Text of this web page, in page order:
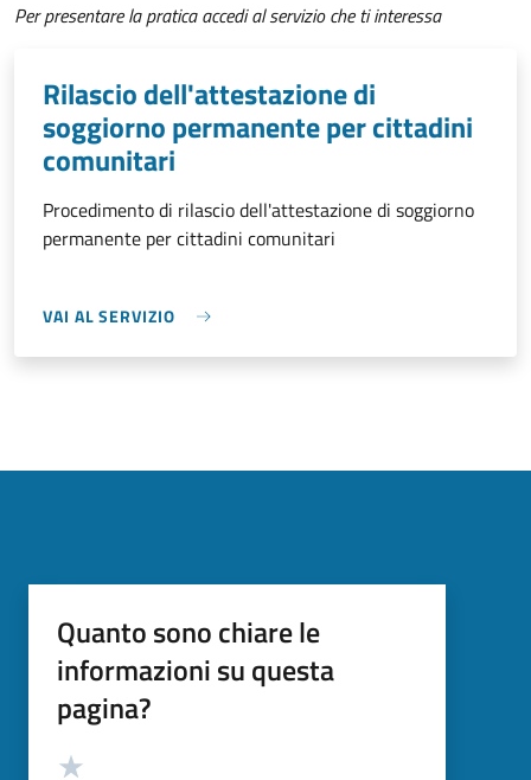
Per presentare la pratica accedi al servizio che ti interessa
Rilascio dell'attestazione di
soggiorno permanente per cittadini
comunitari
Procedimento di rilascio dell'attestazione di soggiorno
permanente per cittadini comunitari
VAI AL SERVIZIO
Quanto sono chiare le
informazioni su questa
pagina?
Valutazione